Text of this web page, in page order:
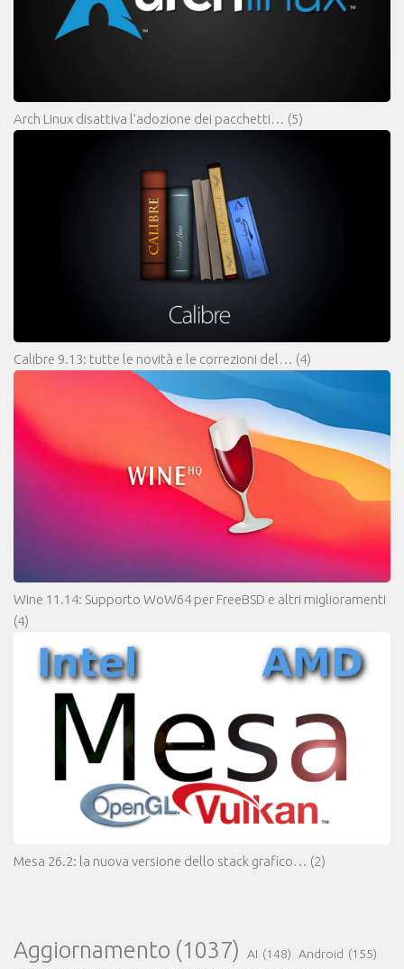
Arch Linux disattiva l’adozione dei pacchetti… (5)
Calibre 9.13: tutte le novità e le correzioni del… (4)
Wine 11.14: Supporto WoW64 per FreeBSD e altri miglioramenti
(4)
Mesa 26.2: la nuova versione dello stack grafico… (2)
Aggiornamento (1037) AI (148) Android (155)